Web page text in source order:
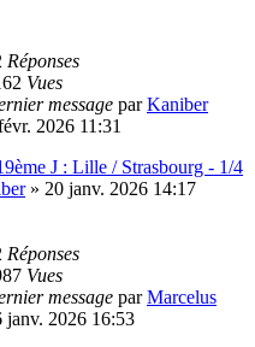
Réponses
Vues
message parKaniber
2026 11:31
J : Lille / Strasbourg - 1/4
» 20 janv. 2026 14:17
Réponses
Vues
message parMarcelus
janv. 2026 16:53